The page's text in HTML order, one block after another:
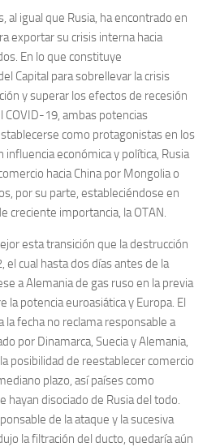
al igual que Rusia, ha encontrado en
exportar su crisis interna hacia
En lo que constituye
Capital para sobrellevar la crisis
y superar los efectos de recesión
COVID-19, ambas potencias
como protagonistas en los
económica y política, Rusia
hacia China por Mongolia o
por su parte, estableciéndose en
creciente importancia, la OTAN.
esta transición que la destrucción
cual hasta dos días antes de la
a Alemania de gas ruso en la previa
la potencia euroasiática y Europa. El
la fecha no reclama responsable a
por Dinamarca, Suecia y Alemania,
posibilidad de reestablecer comercio
plazo, así países como
hayan disociado de Rusia del todo.
de la ataque y la sucesiva
la filtración del ducto, quedaría aún